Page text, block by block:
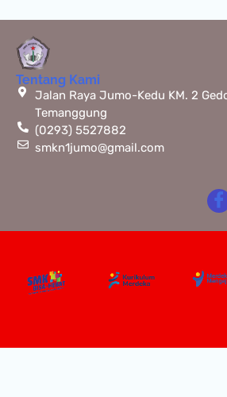
Tentang Kami
Jalan Raya Jumo-Kedu KM. 2
Temanggung
(0293) 5527882
smkn1jumo@gmail.com